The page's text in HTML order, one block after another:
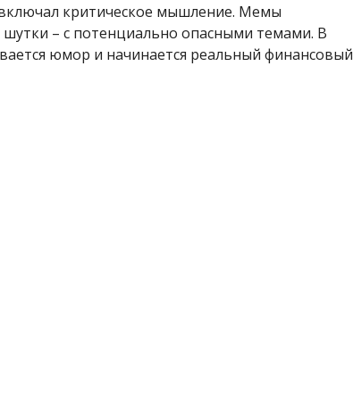
критическое мышление. Мемы
– с потенциально опасными темами. В
юмор и начинается реальный финансовый